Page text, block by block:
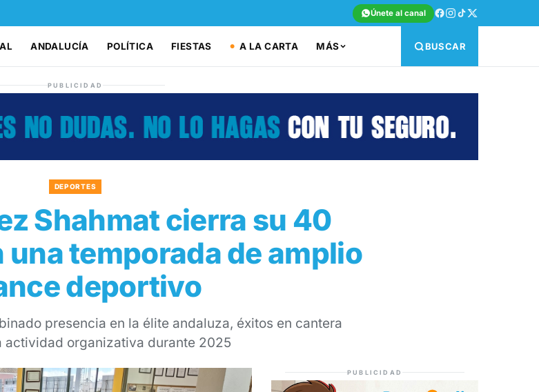
Únete al canal
ANDALUCÍA POLÍTICA FIESTAS A LA CARTA MÁS BUSCAR
PUBLICIDAD
DEPORTES
Shahmat cierra su 40
temporada de amplio
deportivo
presencia en la élite andaluza, éxitos en cantera
actividad organizativa durante 2025
PUBLICIDAD